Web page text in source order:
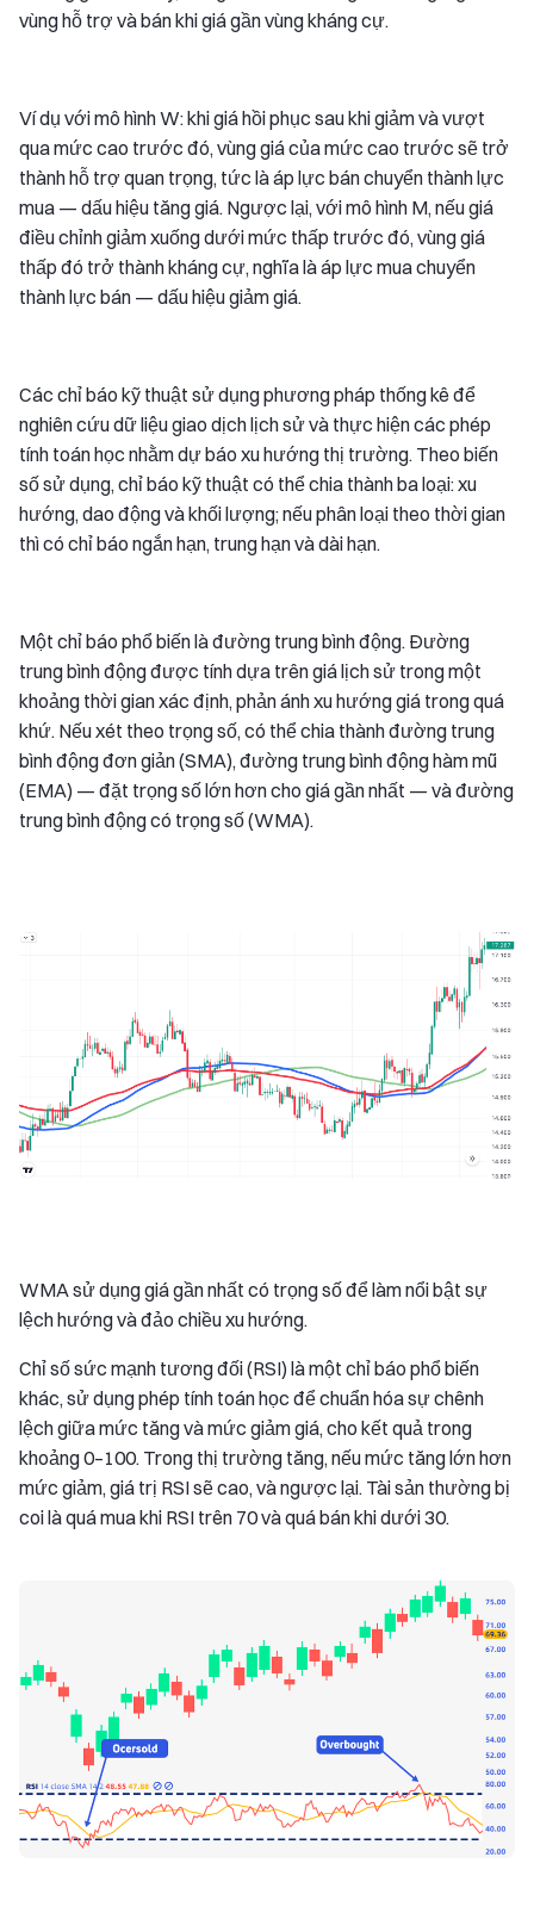
vùng hỗ trợ và bán khi giá gần vùng kháng cự.
Ví dụ với mô hình W: khi giá hồi phục sau khi giảm và vượt
qua mức cao trước đó, vùng giá của mức cao trước sẽ trở
thành hỗ trợ quan trọng, tức là áp lực bán chuyển thành lực
mua — dấu hiệu tăng giá. Ngược lại, với mô hình M, nếu giá
điều chỉnh giảm xuống dưới mức thấp trước đó, vùng giá
thấp đó trở thành kháng cự, nghĩa là áp lực mua chuyển
thành lực bán — dấu hiệu giảm giá.
Các chỉ báo kỹ thuật sử dụng phương pháp thống kê để
nghiên cứu dữ liệu giao dịch lịch sử và thực hiện các phép
tính toán học nhằm dự báo xu hướng thị trường. Theo biến
số sử dụng, chỉ báo kỹ thuật có thể chia thành ba loại: xu
hướng, dao động và khối lượng; nếu phân loại theo thời gian
thì có chỉ báo ngắn hạn, trung hạn và dài hạn.
Một chỉ báo phổ biến là đường trung bình động. Đường
trung bình động được tính dựa trên giá lịch sử trong một
khoảng thời gian xác định, phản ánh xu hướng giá trong quá
khứ. Nếu xét theo trọng số, có thể chia thành đường trung
bình động đơn giản (SMA), đường trung bình động hàm mũ
(EMA) — đặt trọng số lớn hơn cho giá gần nhất — và đường
trung bình động có trọng số (WMA).
WMA sử dụng giá gần nhất có trọng số để làm nổi bật sự
lệch hướng và đảo chiều xu hướng.
Chỉ số sức mạnh tương đối (RSI) là một chỉ báo phổ biến
khác, sử dụng phép tính toán học để chuẩn hóa sự chênh
lệch giữa mức tăng và mức giảm giá, cho kết quả trong
khoảng 0–100. Trong thị trường tăng, nếu mức tăng lớn hơn
mức giảm, giá trị RSI sẽ cao, và ngược lại. Tài sản thường bị
coi là quá mua khi RSI trên 70 và quá bán khi dưới 30.